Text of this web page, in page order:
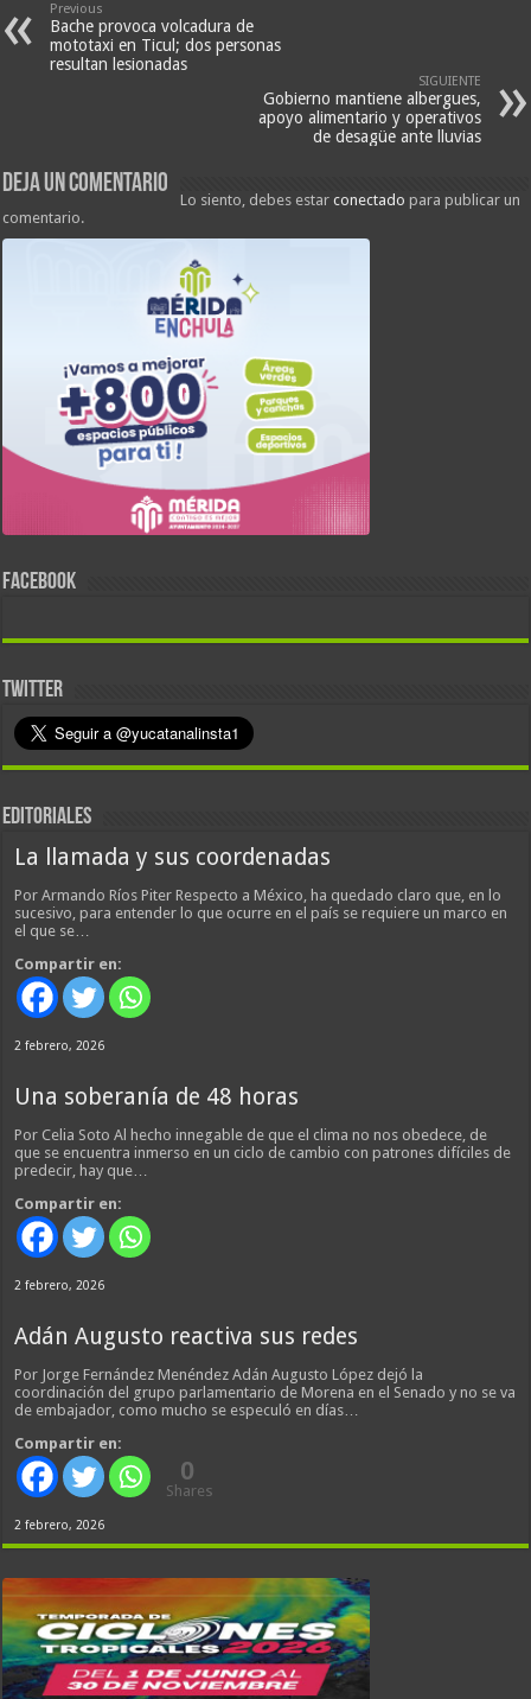
Previous
Bache provoca volcadura de
mototaxi en Ticul; dos personas
resultan lesionadas
SIGUIENTE
Gobierno mantiene albergues,
apoyo alimentario y operativos
de desagüe ante lluvias
Deja un comentario
Lo siento, debes estarconectado para publicar un
comentario.
FACEBOOK
TWITTER
EDITORIALES
La llamada y sus coordenadas
Por Armando Ríos Piter Respecto a México, ha quedado claro que, en lo
sucesivo, para entender lo que ocurre en el país se requiere un marco en
el que se…
Compartir en:
2 febrero, 2026
Una soberanía de 48 horas
Por Celia Soto Al hecho innegable de que el clima no nos obedece, de
que se encuentra inmerso en un ciclo de cambio con patrones difíciles de
predecir, hay que…
Compartir en:
2 febrero, 2026
Adán Augusto reactiva sus redes
Por Jorge Fernández Menéndez Adán Augusto López dejó la
coordinación del grupo parlamentario de Morena en el Senado y no se va
de embajador, como mucho se especuló en días…
Compartir en:
0
Shares
2 febrero, 2026